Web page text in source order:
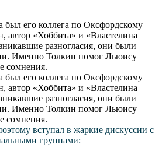
его коллега по Оксфордскому
автор «Хоббита» и «Властелина
разногласия, они были
Именно Толкин помог Льюису
сомнения.
его коллега по Оксфордскому
автор «Хоббита» и «Властелина
разногласия, они были
Именно Толкин помог Льюису
сомнения.
вступал в жаркие дискуссии с
группами: